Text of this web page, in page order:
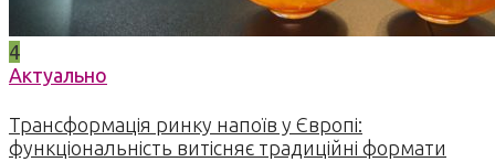
4
Актуально
Трансформація ринку напоїв у Європі:
функціональність витісняє традиційні формати